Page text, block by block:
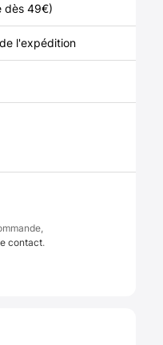
dès 49€)
l'expédition
contact.